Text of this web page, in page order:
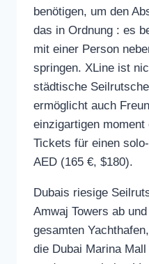
benötigen, um den
das in Ordnung : es
mit einer Person
springen. XLine ist
städtische
ermöglicht auch
einzigartigen
Tickets für einen
AED (165 €, $180).
Dubais riesige
Amwaj Towers ab
gesamten
die Dubai Marina